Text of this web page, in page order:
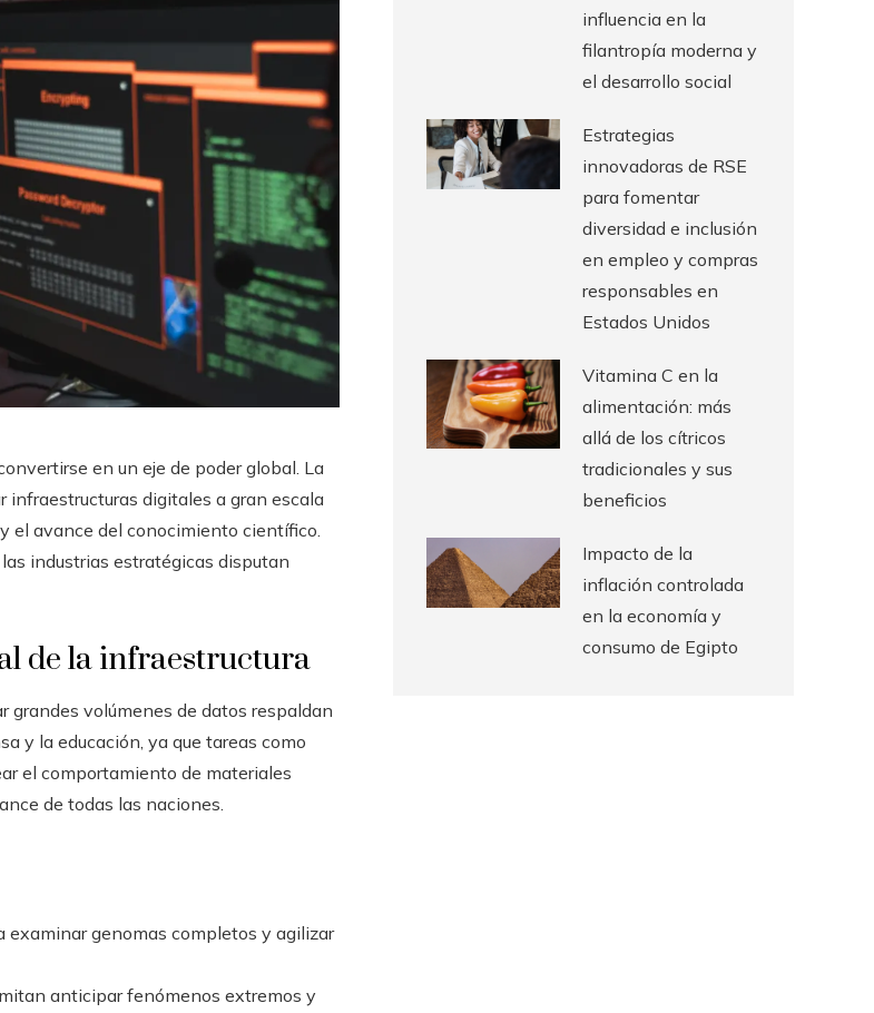
en un eje de poder global. La
infraestructuras digitales a gran escala
el avance del conocimiento científico.
industrias estratégicas disputan
de la infraestructura
grandes volúmenes de datos respaldan
y la educación, ya que tareas como
el comportamiento de materiales
de todas las naciones.
examinar genomas completos y agilizar
anticipar fenómenos extremos y
influencia en la
filantropía moderna y
el desarrollo social
Estrategias
innovadoras de RSE
para fomentar
diversidad e inclusión
en empleo y compras
responsables en
Estados Unidos
Vitamina C en la
alimentación: más
allá de los cítricos
tradicionales y sus
beneficios
Impacto de la
inflación controlada
en la economía y
consumo de Egipto